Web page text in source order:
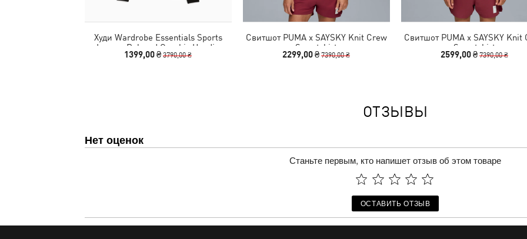
Худи Wardrobe Essentials Sports
Legacy Relaxed Graphic Hoodie
Women
1399,00 ₴3790,00 ₴
Свитшот PUMA x SAYSKY Knit Crew
Sweatshirt
2299,00 ₴7390,00 ₴
Свитшот PUMA x SAYSKY Knit
Sweatshirt
2599,00 ₴7390,00 ₴
ОТЗЫВЫ
Нет оценок
Станьте первым, кто напишет отзыв об этом товаре
ОСТАВИТЬ ОТЗЫВ